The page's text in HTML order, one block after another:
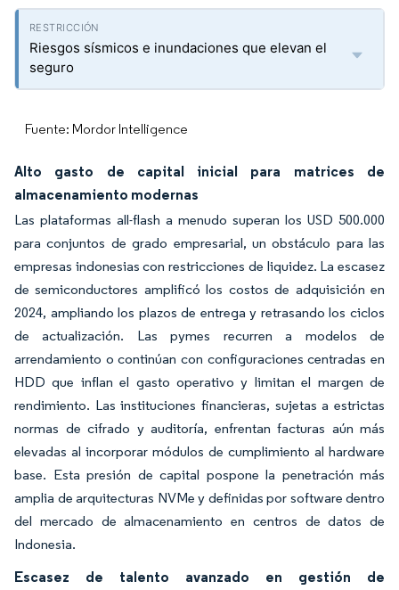
Riesgos sísmicos e inundaciones que elevan el
seguro
Fuente: Mordor Intelligence
Alto gasto de capital inicial para matrices de
almacenamiento modernas
Las plataformas all-flash a menudo superan los USD 500.000
para conjuntos de grado empresarial, un obstáculo para las
empresas indonesias con restricciones de liquidez. La escasez
de semiconductores amplificó los costos de adquisición en
2024, ampliando los plazos de entrega y retrasando los ciclos
de actualización. Las pymes recurren a modelos de
arrendamiento o continúan con configuraciones centradas en
HDD que inflan el gasto operativo y limitan el margen de
rendimiento. Las instituciones financieras, sujetas a estrictas
normas de cifrado y auditoría, enfrentan facturas aún más
elevadas al incorporar módulos de cumplimiento al hardware
base. Esta presión de capital pospone la penetración más
amplia de arquitecturas NVMe y definidas por software dentro
del mercado de almacenamiento en centros de datos de
Indonesia.
Escasez de talento avanzado en gestión de